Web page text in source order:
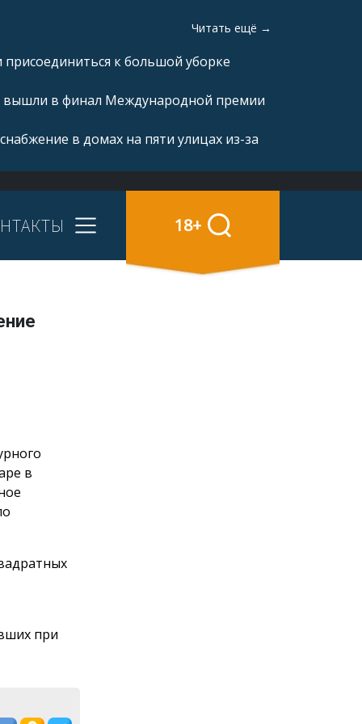
Читать ещё →
к большой уборке
вышли в финал Международной премии
в домах на пяти улицах из-за
18+
в
при